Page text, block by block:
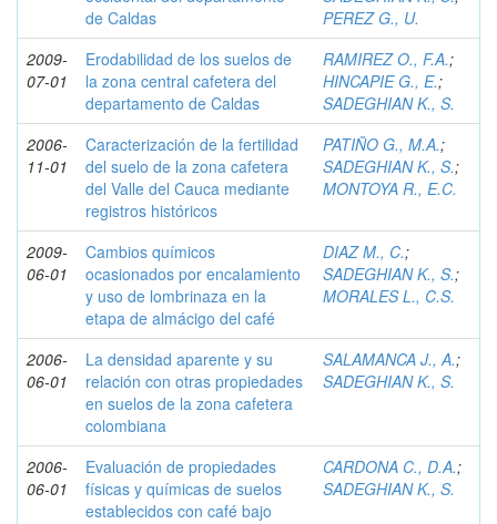
de Caldas
PEREZ G., U.
2009-
07-01
Erodabilidad de los suelos de
la zona central cafetera del
departamento de Caldas
RAMIREZ O., F.A.;
HINCAPIE G., E.;
SADEGHIAN K., S.
2006-
11-01
Caracterización de la fertilidad
del suelo de la zona cafetera
del Valle del Cauca mediante
registros históricos
PATIÑO G., M.A.;
SADEGHIAN K., S.;
MONTOYA R., E.C.
2009-
06-01
Cambios químicos
ocasionados por encalamiento
y uso de lombrinaza en la
etapa de almácigo del café
DIAZ M., C.;
SADEGHIAN K., S.;
MORALES L., C.S.
2006-
06-01
La densidad aparente y su
relación con otras propiedades
en suelos de la zona cafetera
colombiana
SALAMANCA J., A.;
SADEGHIAN K., S.
2006-
06-01
Evaluación de propiedades
físicas y químicas de suelos
establecidos con café bajo
CARDONA C., D.A.;
SADEGHIAN K., S.